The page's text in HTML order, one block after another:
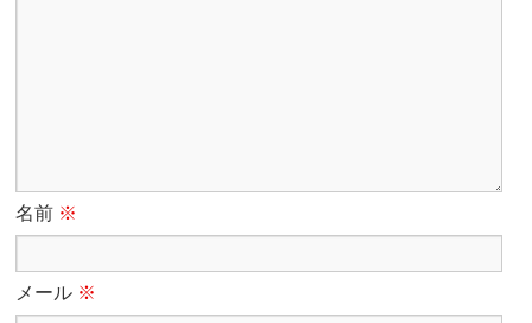
名前 ※
メール ※